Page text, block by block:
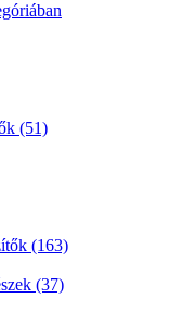
(51)
(163)
(37)